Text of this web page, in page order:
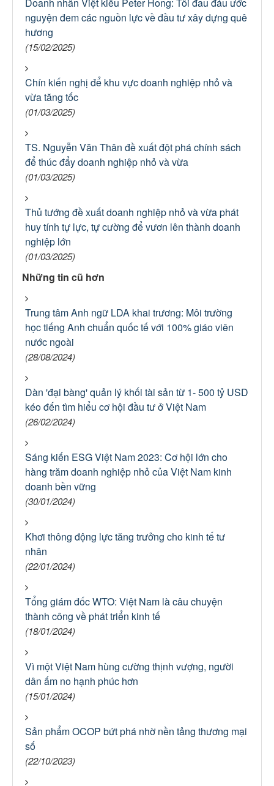
nguyện đem các nguồn lực về đầu tư xây dựng quê
hương
(15/02/2025)
Chín kiến nghị để khu vực doanh nghiệp nhỏ và
vừa tăng tốc
(01/03/2025)
TS. Nguyễn Văn Thân đề xuất đột phá chính sách
để thúc đẩy doanh nghiệp nhỏ và vừa
(01/03/2025)
Thủ tướng đề xuất doanh nghiệp nhỏ và vừa phát
huy tính tự lực, tự cường để vươn lên thành doanh
nghiệp lớn
(01/03/2025)
Những tin cũ hơn
Trung tâm Anh ngữ LDA khai trương: Môi trường
học tiếng Anh chuẩn quốc tế với 100% giáo viên
nước ngoài
(28/08/2024)
Dàn 'đại bàng' quản lý khối tài sản từ 1- 500 tỷ USD
kéo đến tìm hiểu cơ hội đầu tư ở Việt Nam
(26/02/2024)
Sáng kiến ESG Việt Nam 2023: Cơ hội lớn cho
hàng trăm doanh nghiệp nhỏ của Việt Nam kinh
doanh bền vững
(30/01/2024)
Khơi thông động lực tăng trưởng cho kinh tế tư
nhân
(22/01/2024)
Tổng giám đốc WTO: Việt Nam là câu chuyện
thành công về phát triển kinh tế
(18/01/2024)
Vì một Việt Nam hùng cường thịnh vượng, người
dân ấm no hạnh phúc hơn
(15/01/2024)
Sản phẩm OCOP bứt phá nhờ nền tảng thương mại
số
(22/10/2023)